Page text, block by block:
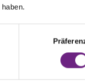
unseren
wir uns in
ist für uns als